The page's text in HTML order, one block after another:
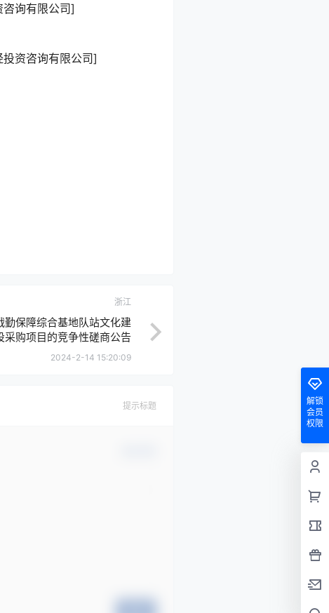
询有限公司]
资咨询有限公司]
浙江
勤保障综合基地队站文化建
采购项目的竞争性磋商公告
2024-2-14 15:20:09
提示标题
解锁
会员
权限